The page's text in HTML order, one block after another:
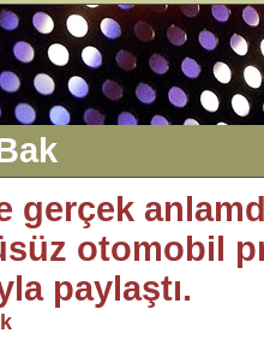
gerçek
otomobil
paylaştı.